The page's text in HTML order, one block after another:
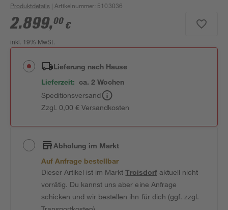
Produktdetails | Artikelnummer: 5103036
2.899,00 €
inkl. 19% MwSt.
Lieferung nach Hause
Lieferzeit: ca. 2 Wochen
Speditionsversand
Zzgl. 0,00 € Versandkosten
Abholung im Markt
Auf Anfrage bestellbar
Dieser Artikel ist im MarktTroisdorfaktuell nicht
vorrätig. Du kannst uns aber eine Anfrage
schicken und wir bestellen ihn für dich (ggf. zzgl.